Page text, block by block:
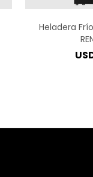
Heladera